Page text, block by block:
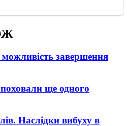
завершення
ще одного
Наслідки вибуху в